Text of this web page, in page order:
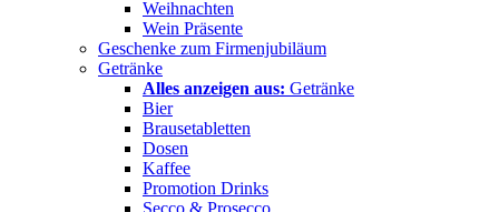
Weihnachten
Wein Präsente
Geschenke zum Firmenjubiläum
Getränke
Alles anzeigen aus: Getränke
Bier
Brausetabletten
Dosen
Kaffee
Promotion Drinks
Secco & Prosecco